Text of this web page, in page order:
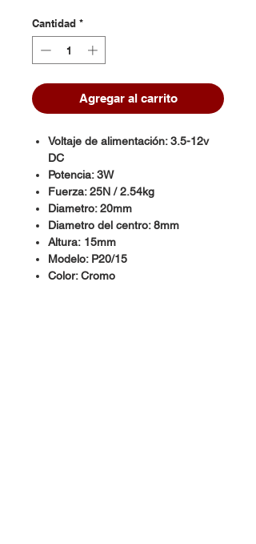
Cantidad *
Agregar al carrito
Voltaje de alimentación: 3.5-12v
DC
Potencia: 3W
Fuerza: 25N / 2.54kg
Diametro: 20mm
Diametro del centro: 8mm
Altura: 15mm
Modelo: P20/15
Color: Cromo